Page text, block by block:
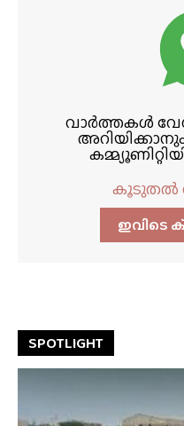
വാർത്തകൾ
അറിയിക്കാനും
കൂടുതൽ
ഇവിടെ
SPOTLIGHT